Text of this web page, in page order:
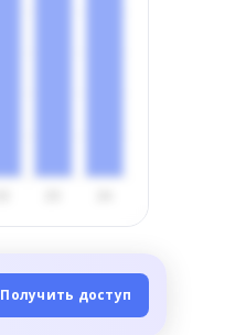
Получить доступ